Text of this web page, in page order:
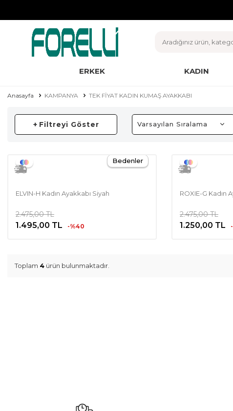
ERKEK KADIN
Anasayfa KAMPANYA TEK FİYAT KADIN KUMAŞ AYAKKABI
+ Filtreyi Göster
Bedenler
ELVIN-H Kadın Ayakkabı Siyah
2.475,00TL
1.495,00 TL -%40
ROXIE-G Kadın
2.475,00TL
1.250,00 TL
Toplam 4 ürün bulunmaktadır.